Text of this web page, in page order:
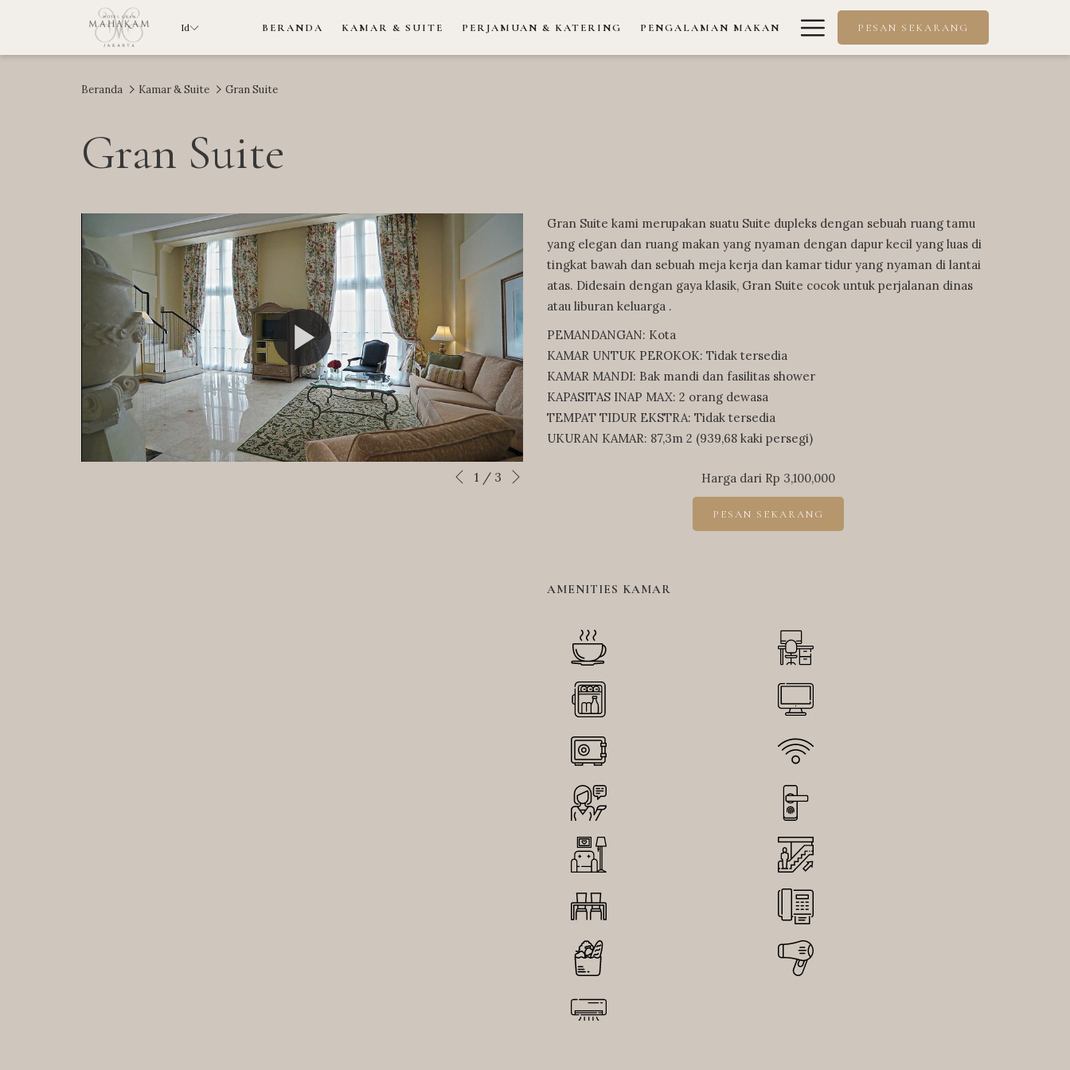
Id BERANDA KAMAR & SUITE PERJAMUAN & KATERING PENGALAMAN MAKAN Hamburger
Menu
PESAN SEKARANG
Beranda Kamar & Suite Gran Suite
Gran Suite
Slideshow
Clicking
Previous
1 / 3
Gran Suite kami merupakan suatu Suite dupleks dengan sebuah ruang tamu
yang elegan dan ruang makan yang nyaman dengan dapur kecil yang luas di
tingkat bawah dan sebuah meja kerja dan kamar tidur yang nyaman di lantai
atas. Didesain dengan gaya klasik, Gran Suite cocok untuk perjalanan dinas
atau liburan keluarga .
PEMANDANGAN: Kota
KAMAR UNTUK PEROKOK: Tidak tersedia
KAMAR MANDI: Bak mandi dan fasilitas shower
KAPASITAS INAP MAX: 2 orang dewasa
TEMPAT TIDUR EKSTRA: Tidak tersedia
UKURAN KAMAR: 87,3m 2 (939,68 kaki persegi)
Harga dari Rp 3,100,000
PESAN SEKARANG
AMENITIES KAMAR